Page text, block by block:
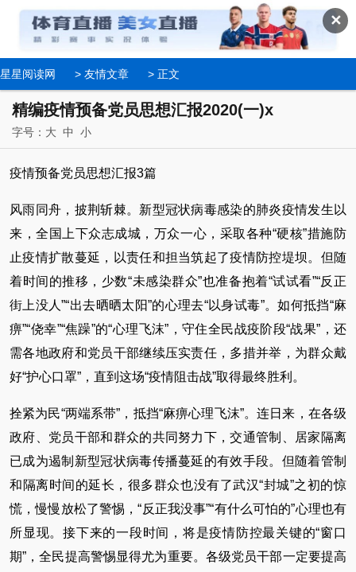
✕
星星阅读网 > 友情文章 > 正文
精编疫情预备党员思想汇报2020(一)x
字号： 大 中 小
疫情预备党员思想汇报3篇
风雨同舟，披荆斩棘。新型冠状病毒感染的肺炎疫情发生以
来，全国上下众志成城，万众一心，采取各种“硬核”措施防
止疫情扩散蔓延，以责任和担当筑起了疫情防控堤坝。但随
着时间的推移，少数“未感染群众”也准备抱着“试试看”“反正
街上没人”“出去晒晒太阳”的心理去“以身试毒”。如何抵挡“麻
痹”“侥幸”“焦躁”的“心理飞沫”，守住全民战疫阶段“战果”，还
需各地政府和党员干部继续压实责任，多措并举，为群众戴
好“护心口罩”，直到这场“疫情阻击战”取得最终胜利。
拴紧为民“两端系带”，抵挡“麻痹心理飞沫”。连日来，在各级
政府、党员干部和群众的共同努力下，交通管制、居家隔离
已成为遏制新型冠状病毒传播蔓延的有效手段。但随着管制
和隔离时间的延长，很多群众也没有了武汉“封城”之初的惊
慌，慢慢放松了警惕，“反正我没事”“有什么可怕的”心理也有
所显现。接下来的一段时间，将是疫情防控最关键的“窗口
期”，全民提高警惕显得尤为重要。各级党员干部一定要提高